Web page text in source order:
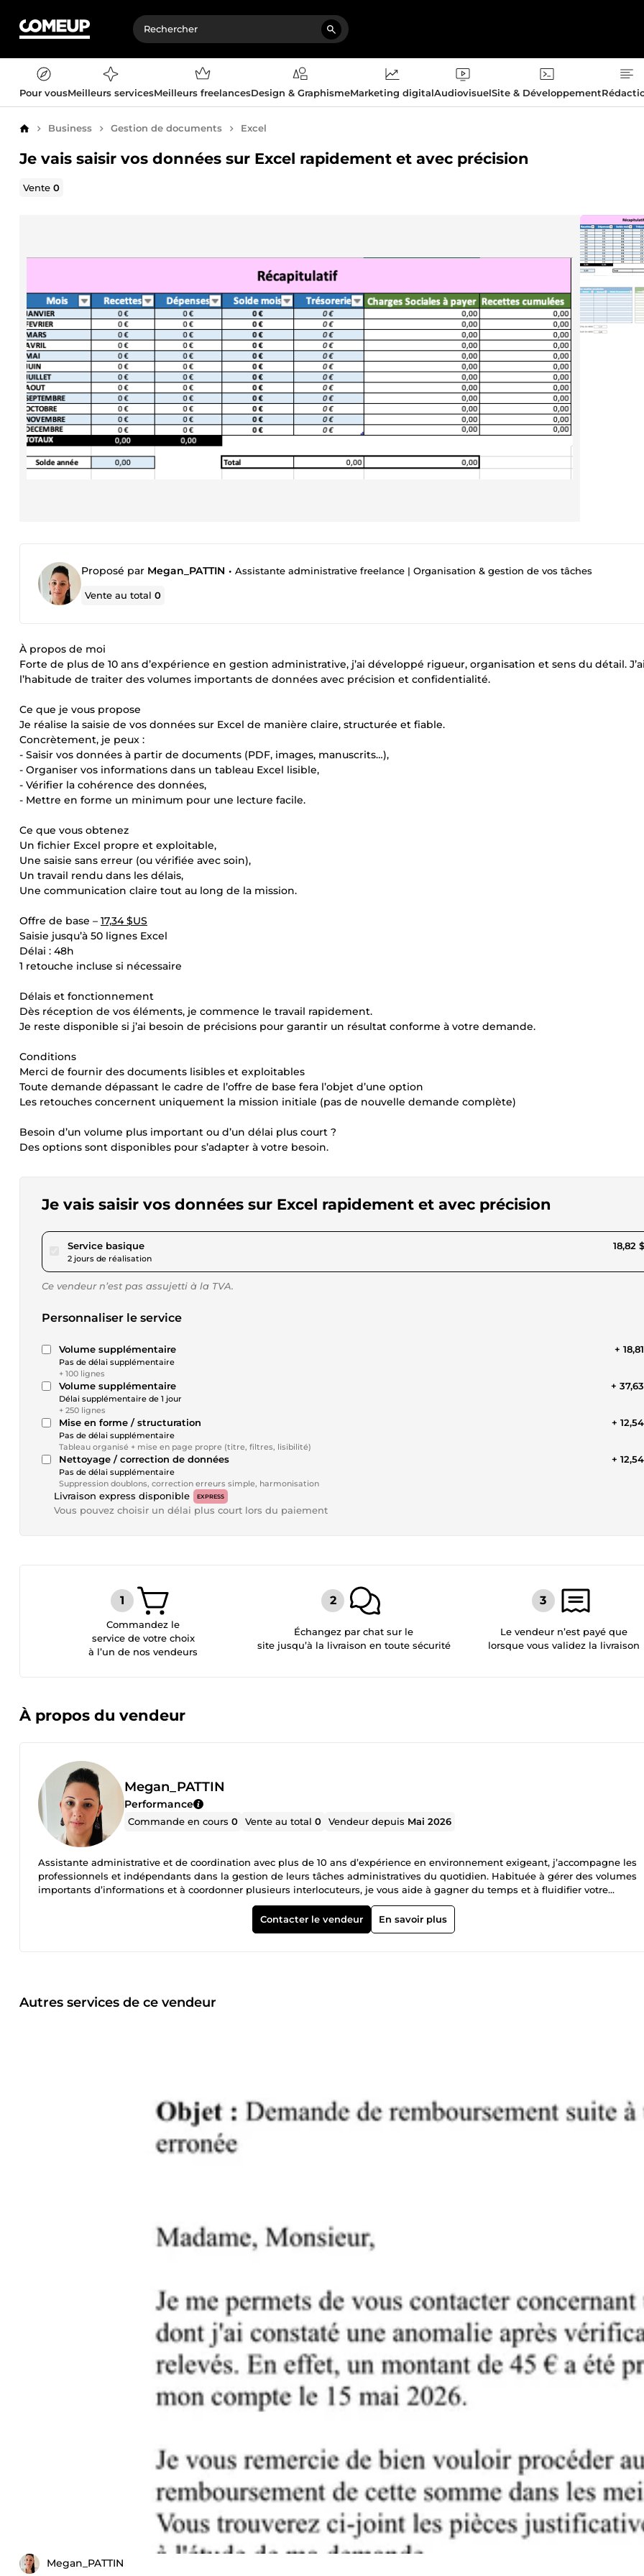
Pour vousMeilleurs servicesMeilleurs freelancesDesign & GraphismeMarketing digitalAudiovisuelSite & Développement
AccueilBusiness Gestion de documents Excel
Je vais saisir vos données sur Excel rapidement et avec précision
Vente0
Proposé par Megan_PATTIN • Assistante administrative freelance | Organisation & gestion de vos tâches
Vente au total0
À propos de moi
Forte de plus de 10 ans d’expérience en gestion administrative, j’ai développé rigueur, organisation et sens du détail.
l’habitude de traiter des volumes importants de données avec précision et confidentialité.
Ce que je vous propose
Je réalise la saisie de vos données sur Excel de manière claire, structurée et fiable.
Concrètement, je peux :
- Saisir vos données à partir de documents (PDF, images, manuscrits…),
- Organiser vos informations dans un tableau Excel lisible,
- Vérifier la cohérence des données,
- Mettre en forme un minimum pour une lecture facile.
Ce que vous obtenez
Un fichier Excel propre et exploitable,
Une saisie sans erreur (ou vérifiée avec soin),
Un travail rendu dans les délais,
Une communication claire tout au long de la mission.
Offre de base – 17,34 $US
Saisie jusqu’à 50 lignes Excel
Délai : 48h
1 retouche incluse si nécessaire
Délais et fonctionnement
Dès réception de vos éléments, je commence le travail rapidement.
Je reste disponible si j’ai besoin de précisions pour garantir un résultat conforme à votre demande.
Conditions
Merci de fournir des documents lisibles et exploitables
Toute demande dépassant le cadre de l’offre de base fera l’objet d’une option
Les retouches concernent uniquement la mission initiale (pas de nouvelle demande complète)
Besoin d’un volume plus important ou d’un délai plus court ?
Des options sont disponibles pour s’adapter à votre besoin.
Je vais saisir vos données sur Excel rapidement et avec précision
Service basiquepour 17,34 $US
2 jours de réalisation
18,82
Ce vendeur n’est pas assujetti à la TVA.
Personnaliser le service
Volume supplémentaire
Pas de délai supplémentaire
+ 100 lignes
+
Volume supplémentaire
Délai supplémentaire de 1 jour
+ 250 lignes
+
Mise en forme / structuration
Pas de délai supplémentaire
Tableau organisé + mise en page propre (titre, filtres, lisibilité)
+
Nettoyage / correction de données
Pas de délai supplémentaire
Suppression doublons, correction erreurs simple, harmonisation
+
Livraison express disponible EXPRESS
Vous pouvez choisir un délai plus court lors du paiement
Commandez le
service de votre choix
à l’un de nos vendeurs
Échangez par chat sur le
site jusqu’à la livraison en toute sécurité
Le vendeur n’est payé que
lorsque vous validez la livraison
À propos du vendeur
Megan_PATTIN
Performance
Commande en cours0 Vente au total0 Vendeur depuis Mai 2026
Assistante administrative et de coordination avec plus de 10 ans d’expérience en environnement exigeant, j’accompagne les
professionnels et indépendants dans la gestion de leurs tâches administratives du quotidien. Habituée à gérer des volumes
importants d’informations et à coordonner plusieurs interlocuteurs, je vous aide à gagner du temps et à fluidifier votre
forme de documents Word / Excel, Création et suivi de tableaux de reporting, Organisation et planification de tâches,
Contacter le vendeur En savoir plus
Autres services de ce vendeur
Megan_PATTIN